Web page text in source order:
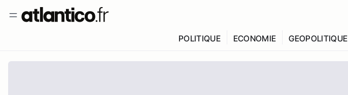
POLITIQUE ECONOMIE GEOPOLITIQUE